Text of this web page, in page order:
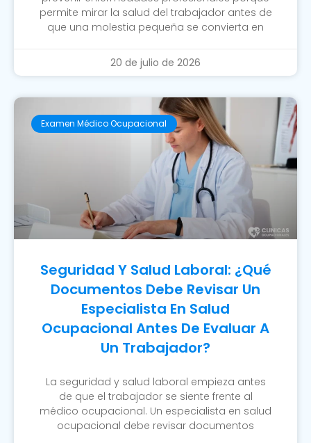
permite mirar la salud del trabajador antes de
que una molestia pequeña se convierta en
20 de julio de 2026
Examen Médico Ocupacional
Seguridad Y Salud Laboral: ¿Qué
Documentos Debe Revisar Un
Especialista En Salud
Ocupacional Antes De Evaluar A
Un Trabajador?
La seguridad y salud laboral empieza antes
de que el trabajador se siente frente al
médico ocupacional. Un especialista en salud
ocupacional debe revisar documentos